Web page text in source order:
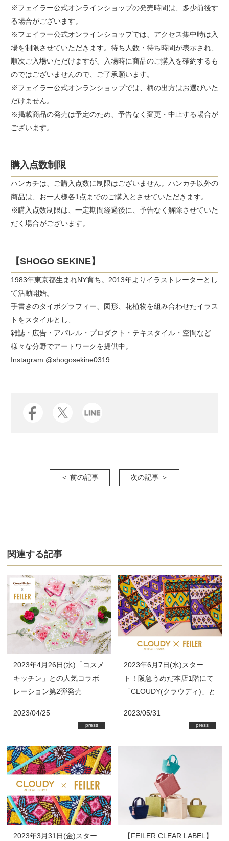
※フェイラー公式オンラインショップの発売時間は、多少前後す
る場合がございます。
※フェイラー公式オンラインショップでは、アクセス集中時は入
場を制限させていただきます。待ち人数・待ち時間が表示され、
順次ご入場いただけますが、入場時に商品のご購入を確約するも
のではございませんので、ご了承願います。
※フェイラー公式オンランショップでは、柄の出方はお選びいた
だけません。
※掲載商品の発売は予定のため、予告なく変更・中止する場合が
ございます。
購入点数制限
ハンカチは、ご購入点数に制限はございません。ハンカチ以外の
商品は、お一人様各1点までのご購入とさせていただきます。
※購入点数制限は、一定期間経過後に、予告なく解除させていた
だく場合がございます。
【SHOGO SEKINE】
1983年東京都生まれNY育ち。2013年よりイラストレーターとし
て活動開始。
手書きのタイポグラフィー、図形、花植物を組み合わせたイラス
トをスタイルとし、
雑誌・広告・アパレル・プロダクト・テキスタイル・空間など
様々な分野でアートワークを提供中。
Instagram @shogosekine0319
＜ 前の記事 次の記事 ＞
関連する記事
2023年4月26日(水)「コスメ
キッチン」との人気コラボ
レーション第2弾発売
2023/04/25
press
2023年6月7日(水)スター
ト！阪急うめだ本店1階にて
「CLOUDY(クラウディ)」と
ンイベントを開催
2023/05/31
press
2023年3月31日(金)スター
【FEILER CLEAR LABEL】